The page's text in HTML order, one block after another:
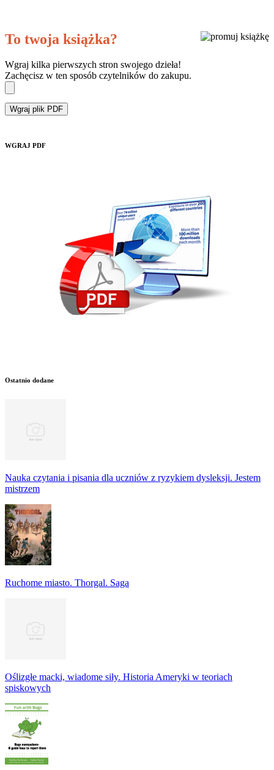
To twoja książka?
Wgraj kilka pierwszych stron swojego dzieła!
Zachęcisz w ten sposób czytelników do zakupu.
Wgraj plik PDF
WGRAJ PDF
Ostatnio dodane
Nauka czytania i pisania dla uczniów z ryzykiem dysleksji. Jestem
mistrzem
Ruchome miasto. Thorgal. Saga
Oślizgłe macki, wiadome siły. Historia Ameryki w teoriach
spiskowych